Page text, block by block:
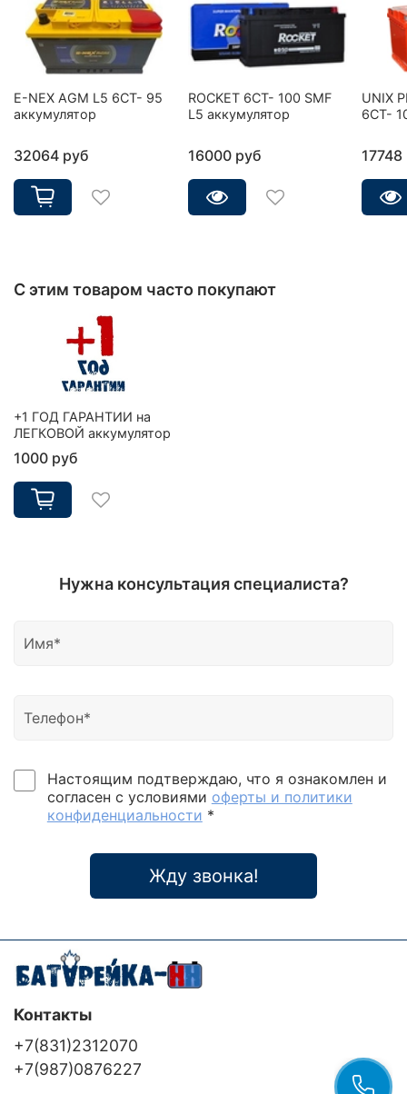
E-NEX AGM L5 6CT- 95
аккумулятор
32064 руб
ROCKET 6CT- 100 SMF
L5 аккумулятор
16000 руб
UNIX
6СТ-
С этим товаром часто покупают
+1 ГОД ГАРАНТИИ на
ЛЕГКОВОЙ аккумулятор
1000 руб
Нужна консультация специалиста?
Настоящим подтверждаю, что я ознакомлен и
согласен с условиями оферты и политики
конфиденциальности *
Жду звонка!
Контакты
+7(831)2312070
+7(987)0876227